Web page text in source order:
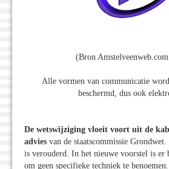
(Bron
Alle vormen van communicatie
beschermd, dus ook
De wetswijziging vloeit voort uit de
advies van de staatscommissie
is verouderd. In het nieuwe voorstel is er
om geen specifieke techniek te